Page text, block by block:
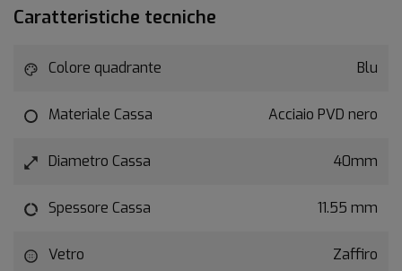
Caratteristiche tecniche
Colore quadrante Blu
Materiale Cassa Acciaio PVD nero
Diametro Cassa 40mm
Spessore Cassa 11.55 mm
Vetro Zaffiro